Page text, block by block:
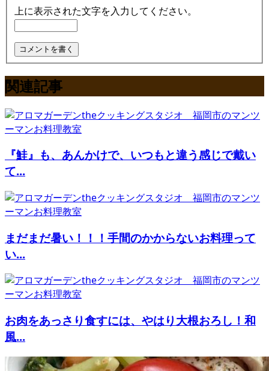
上に表示された文字を入力してください。
関連記事
『鮭』も、あんかけで、いつもと違う感じで戴い
て...
まだまだ暑い！！！手間のかからないお料理って
い...
お肉をあっさり食すには、やはり大根おろし！和
風...